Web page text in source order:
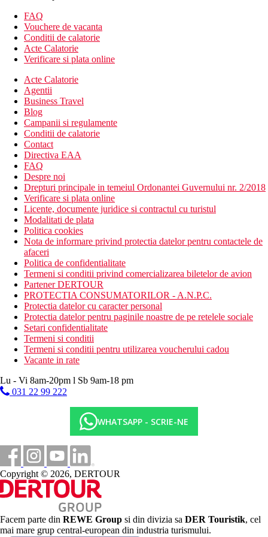
Descrierea hotelului
hol de intrare cu receptie
restaurantul principal
3 restaurante cu serviciu (contra cost, este necesară
rezervare, italiană, pește)
4 bare
wi-fi (gratuit)
piscina (sezlonguri, umbrele si prosoape gratuite)
piscina acoperita
piscina pentru copii
diapozitive
loc de joaca
mini club (pentru copii 4-12 ani, este necesară rezervare)
Descrierea plajei
nisip-pietriș
dig
sezlonguri, umbrele si prosoape gratuite
accesibil prin comunicare locală
Activitati sportive gratuite
programe de animație
programe de seară
săgeți
bocce
gimnastica acvatica
tenis de masa
sauna
baie turceasca
aburi
Activitati sportive contra cost
Centru SPA (necesită rezervare)
sporturi acvatice pe plajă
masaje
biliard
jocuri video pentru copii
Mesele incluse
Ultra All Inclusive:
Restaurant principal: 07.30–10.00 mic dejun tip bufet,
10.00–11.00 mic dejun tip bufet târziu, 12.30–14.30 prânz
bufet, 18.30–21.00 cina bufet, 23.30–01.00 gustări de
noapte, cafea, ceai și băuturi nealcoolice servite la prânz și
cină băuturi răcoritoare, bere, vin și băuturi alcoolice
selectate (import și produse local, îmbuteliate)
Bar pe plajă: 10.00-00.00 băuturi alcoolice fără alcool și
FAQ
Vouchere de vacanta
Conditii de calatorie
Acte Calatorie
Verificare si plata online
Acte Calatorie
Agentii
Business Travel
Blog
Campanii si regulamente
Conditii de calatorie
Contact
Directiva EAA
FAQ
Despre noi
Drepturi principale in temeiul Ordonantei Guvernului nr. 2/2018
Verificare si plata online
Licente, documente juridice si contractul cu turistul
Modalitati de plata
Politica cookies
Nota de informare privind protectia datelor pentru contactele de
afaceri
Politica de confidentialitate
Termeni si conditii privind comercializarea biletelor de avion
Partener DERTOUR
PROTECTIA CONSUMATORILOR - A.N.P.C.
Protectia datelor cu caracter personal
Protectia datelor pentru paginile noastre de pe retelele sociale
Setari confidentialitate
Termeni si conditii
Termeni si conditii pentru utilizarea voucherului cadou
Vacante in rate
Lu - Vi 8am-20pm l Sb 9am-18 pm
031 22 99 222
WHATSAPP - SCRIE-NE
Copyright © 2026, DERTOUR
Facem parte din REWE Group si din divizia sa DER Touristik, cel
mai mare grup central-european din industria turismului.